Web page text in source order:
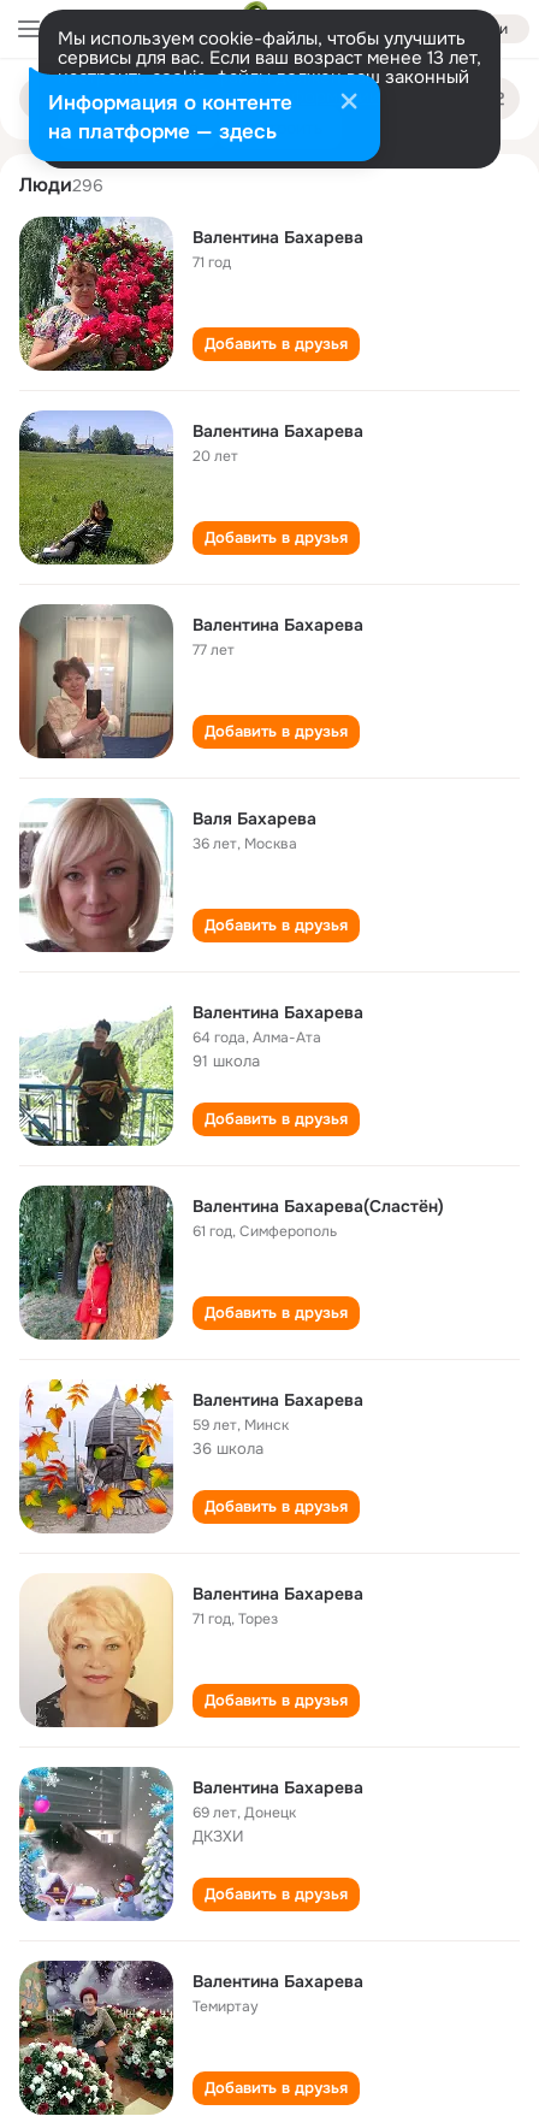
Войти
Мы используем cookie-файлы, чтобы улучшить
сервисы для вас. Если ваш возраст менее 13 лет,
настроить cookie-файлы должен ваш законный
представитель. Больше информации
Разрешить все Настроить
Поиск
людям
valentina bakhareva
Люди296
Валентина Бахарева
71 год
Добавить в друзья
Валентина Бахарева
20 лет
Добавить в друзья
Валентина Бахарева
77 лет
Добавить в друзья
Валя Бахарева
36 лет, Москва
Добавить в друзья
Валентина Бахарева
64 года,Алма-Ата
91 школа
Добавить в друзья
Валентина Бахарева(Сластён)
61 год,Симферополь
Добавить в друзья
Валентина Бахарева
59 лет, Минск
36 школа
Добавить в друзья
Валентина Бахарева
71 год,Торез
Добавить в друзья
Валентина Бахарева
69 лет,Донецк
ДКЗХИ
Добавить в друзья
Валентина Бахарева
Темиртау
Добавить в друзья
Информация о контенте
на платформе — здесь